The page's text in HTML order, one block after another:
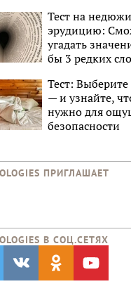
Тест на
эрудицию:
угадать
бы 3 редких
Тест: Выберите
— и узнайте,
нужно для
безопасности
ПРИГЛАШАЕТ
В CОЦ.СЕТЯХ